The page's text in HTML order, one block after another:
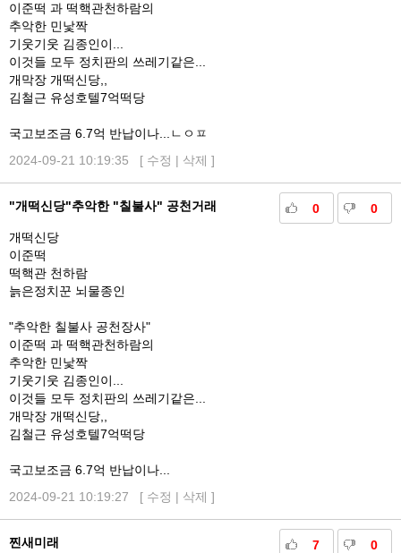
이준떡 과 떡핵관천하람의
추악한 민낯짝
기웃기웃 김종인이...
이것들 모두 정치판의 쓰레기같은...
개막장 개떡신당,,
김철근 유성호텔7억떡당
국고보조금 6.7억 반납이나...ㄴㅇㅍ
2024-09-21 10:19:35 [ 수정 | 삭제 ]
0 0
"개떡신당"추악한 "칠불사" 공천거래
개떡신당
이준떡
떡핵관 천하람
늙은정치꾼 뇌물종인
"추악한 칠불사 공천장사"
이준떡 과 떡핵관천하람의
추악한 민낯짝
기웃기웃 김종인이...
이것들 모두 정치판의 쓰레기같은...
개막장 개떡신당,,
김철근 유성호텔7억떡당
국고보조금 6.7억 반납이나...
2024-09-21 10:19:27 [ 수정 | 삭제 ]
7 0
찐새미래